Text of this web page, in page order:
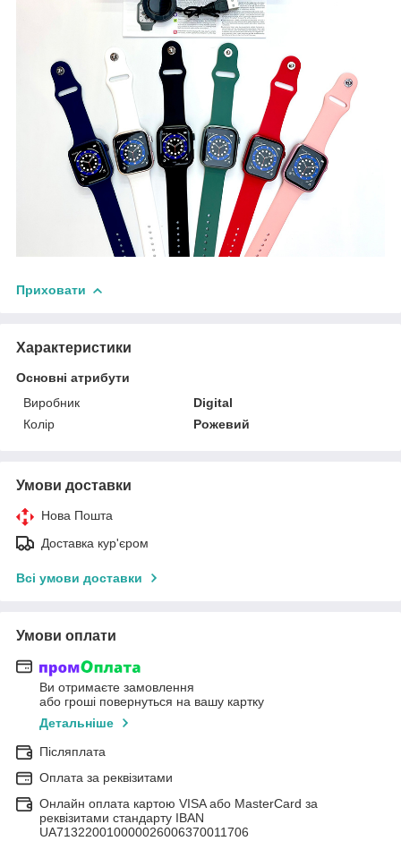
Приховати
Характеристики
Основні атрибути
Виробник
Digital
Колір
Рожевий
Умови доставки
Нова Пошта
Доставка кур'єром
Всі умови доставки
Умови оплати
Ви отримаєте замовлення
або гроші повернуться на вашу картку
Детальніше
Післяплата
Оплата за реквізитами
Онлайн оплата картою VISA або MasterCard за
реквізитами стандарту IBAN
UA713220010000026006370011706